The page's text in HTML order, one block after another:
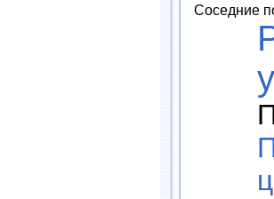
Соседние